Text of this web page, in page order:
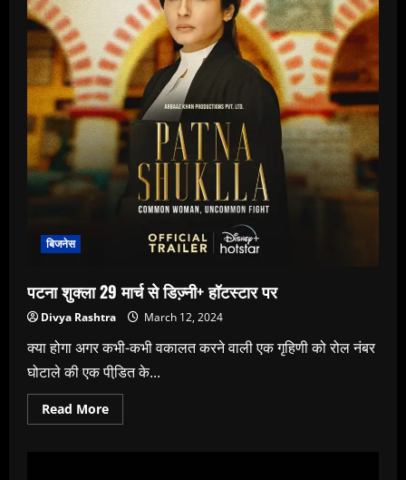
डिज्‍़नी+
हॉटस्‍टार
पर
करें
बिजनेस
पटना शुक्‍ला 29 मार्च से डिज्‍़नी+ हॉटस्‍टार पर
Divya Rashtra March 12, 2024
क्‍या होगा अगर कभी-कभी वकालत करने वाली एक गृहिणी को रोल नंबर
घोटाले की एक पीडि़त के...
Read MoreRead
more